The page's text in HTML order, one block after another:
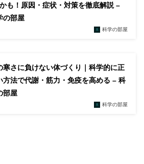
も！原因・症状・対策を徹底解説 –
の部屋
科学の部屋
寒さに負けない体づくり｜科学的に正
方法で代謝・筋力・免疫を高める – 科
部屋
科学の部屋